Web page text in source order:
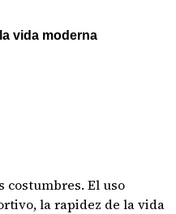
vida moderna
costumbres. El uso
la rapidez de la vida